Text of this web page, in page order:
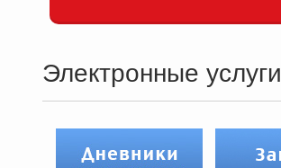
Электронные услуги